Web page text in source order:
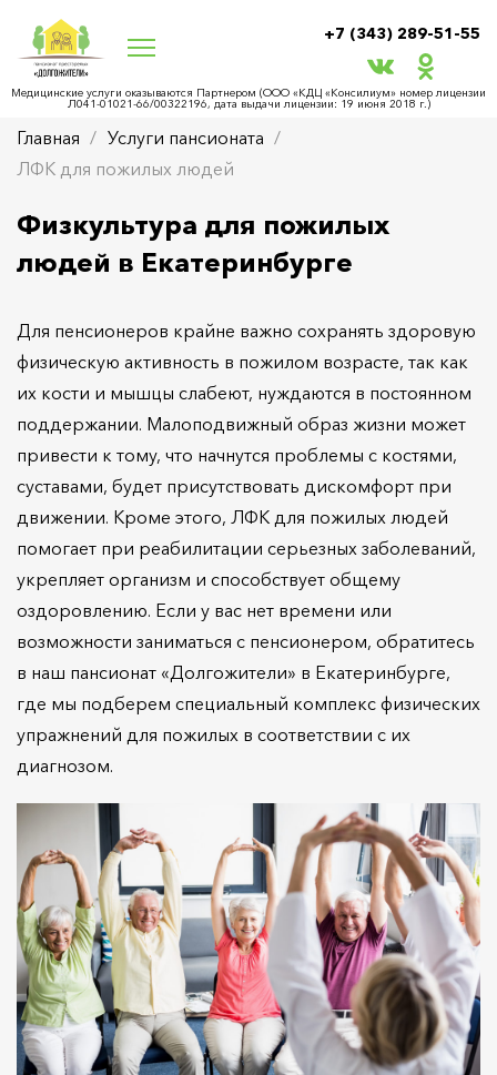
+7 (343) 289-51-55
Медицинские услуги оказываются Партнером (ООО «КДЦ «Консилиум» номер лицензии
Л041-01021-66/00322196, дата выдачи лицензии: 19 июня 2018 г.)
Главная
Услуги пансионата
ЛФК для пожилых людей
Физкультура для пожилых
людей в Екатеринбурге
Для пенсионеров крайне важно сохранять здоровую
физическую активность в пожилом возрасте, так как
их кости и мышцы слабеют, нуждаются в постоянном
поддержании. Малоподвижный образ жизни может
привести к тому, что начнутся проблемы с костями,
суставами, будет присутствовать дискомфорт при
движении. Кроме этого, ЛФК для пожилых людей
помогает при реабилитации серьезных заболеваний,
укрепляет организм и способствует общему
оздоровлению. Если у вас нет времени или
возможности заниматься с пенсионером, обратитесь
в наш пансионат «Долгожители» в Екатеринбурге,
где мы подберем специальный комплекс физических
упражнений для пожилых в соответствии с их
диагнозом.